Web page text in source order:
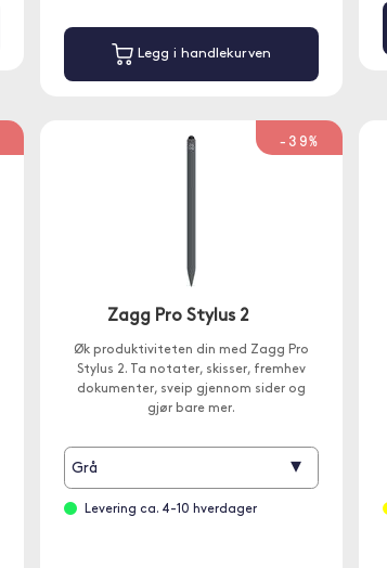
Legg i handlekurven
-39%
Zagg Pro Stylus 2
Øk produktiviteten din med Zagg Pro
Stylus 2. Ta notater, skisser, fremhev
dokumenter, sveip gjennom sider og
gjør bare mer.
Grå ▾
Levering ca. 4-10 hverdager